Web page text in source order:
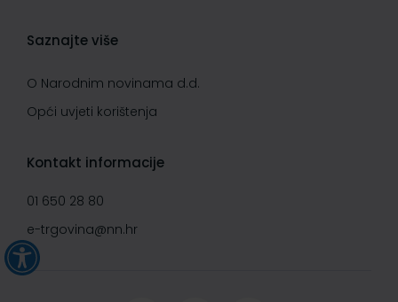
Saznajte više
O Narodnim novinama d.d.
Opći uvjeti korištenja
Kontakt informacije
01 650 28 80
e-trgovina@nn.hr